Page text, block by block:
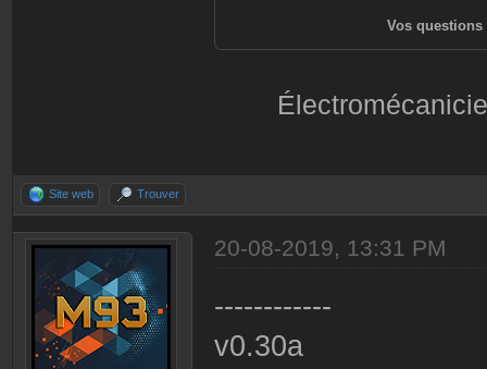
Vos questions
Site web Trouver
20-08-2019, 13:31 PM
------------
v0.30a